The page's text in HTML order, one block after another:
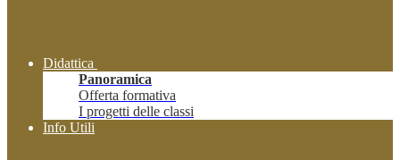
Didattica
Panoramica
Offerta formativa
I progetti delle classi
Info Utili